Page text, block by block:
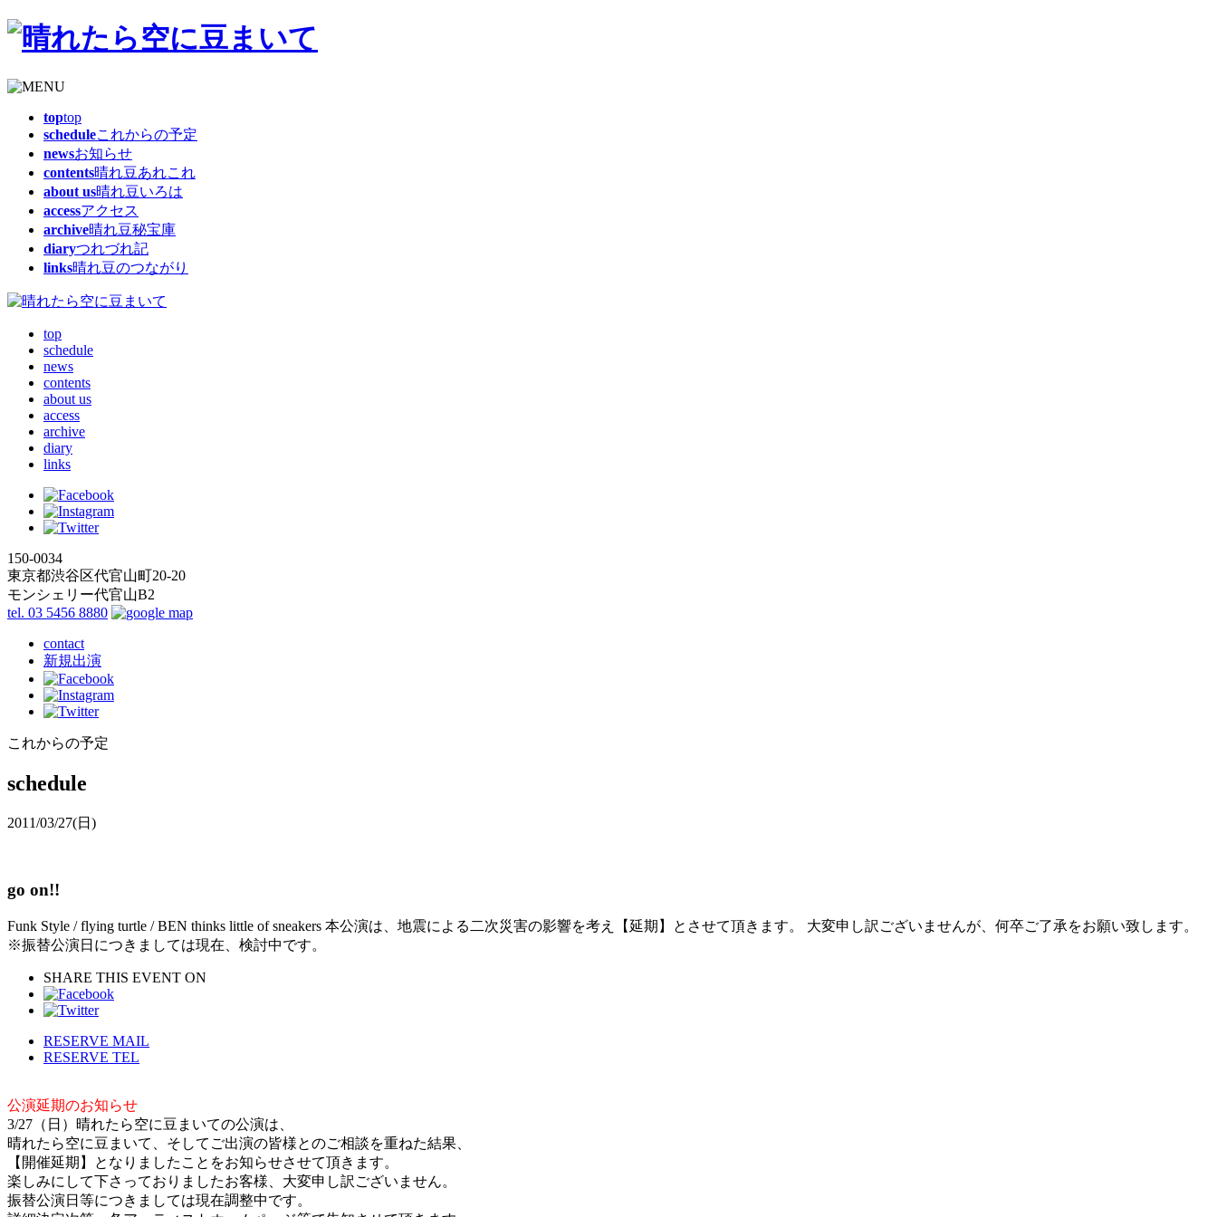
toptop
scheduleこれからの予定
newsお知らせ
contents晴れ豆あれこれ
about us晴れ豆いろは
accessアクセス
archive晴れ豆秘宝庫
diaryつれづれ記
links晴れ豆のつながり
top
schedule
news
contents
about us
access
archive
diary
links
150-0034
東京都渋谷区代官山町20-20
モンシェリー代官山B2
tel. 03 5456 8880
contact
新規出演
これからの予定
schedule
2011/03/27(日)
go on!!
Funk Style / flying turtle / BEN thinks little of sneakers 本公演は、地震による二次災害の影響を考え【延期】とさせて頂きます。 大変申し訳ございませんが、何卒ご了承をお願い致します。
※振替公演日につきましては現在、検討中です。
SHARE THIS EVENT ON
RESERVE MAIL
RESERVE TEL
公演延期のお知らせ
3/27（日）晴れたら空に豆まいての公演は、
晴れたら空に豆まいて、そしてご出演の皆様とのご相談を重ねた結果、
【開催延期】となりましたことをお知らせさせて頂きます。
楽しみにして下さっておりましたお客様、大変申し訳ございません。
振替公演日等につきましては現在調整中です。